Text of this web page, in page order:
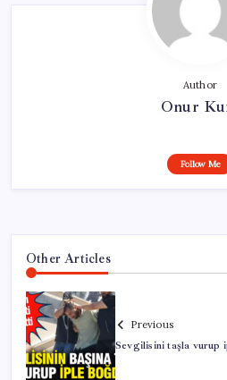
Author
Onur
Follow Me
Other Articles
Previous
Sevgilisini taşla vurup